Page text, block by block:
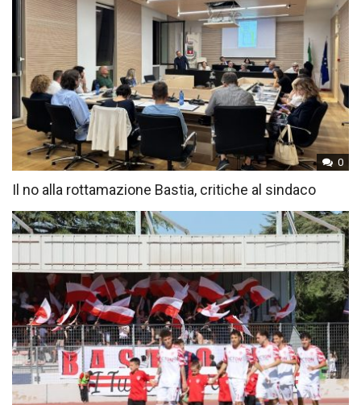
0
Il no alla rottamazione Bastia, critiche al sindaco